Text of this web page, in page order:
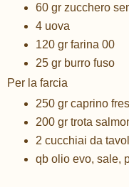
60 gr zucchero
4 uova
120 gr farina 00
25 gr burro fuso
Per la farcia
250 gr caprino
200 gr trota
2 cucchiai da
qb olio evo, sale,